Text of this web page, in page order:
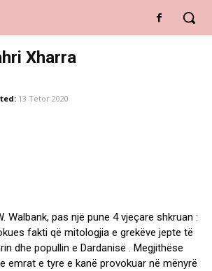
Xharra
13 Tetor 2020
Walbank, pas një pune 4 vjeçare shkruan :
fakti që mitologjia e grekëve jepte të
dhe popullin e Dardanisë . Megjithëse
emrat e tyre e kanë provokuar në mënyrë